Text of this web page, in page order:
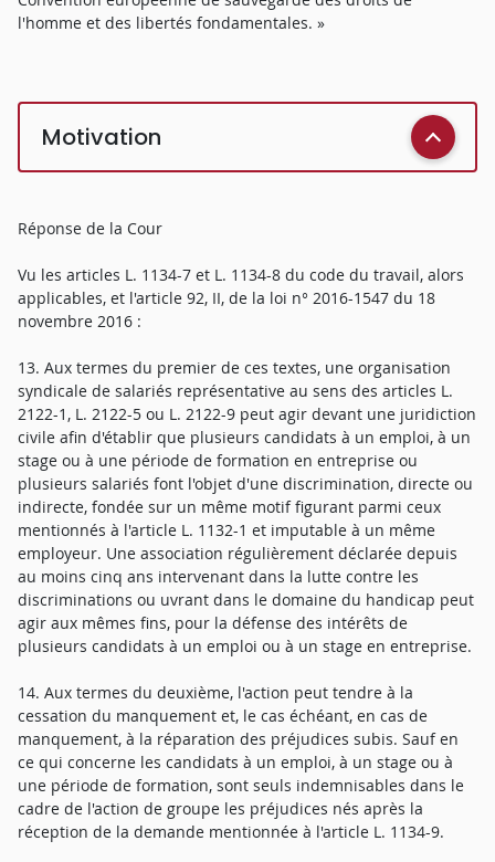
l'homme et des libertés fondamentales. »
Motivation
Réponse de la Cour
Vu les articles L. 1134-7 et L. 1134-8 du code du travail, alors
applicables, et l'article 92, II, de la loi n° 2016-1547 du 18
novembre 2016 :
13. Aux termes du premier de ces textes, une organisation
syndicale de salariés représentative au sens des articles L.
2122-1, L. 2122-5 ou L. 2122-9 peut agir devant une juridiction
civile afin d'établir que plusieurs candidats à un emploi, à un
stage ou à une période de formation en entreprise ou
plusieurs salariés font l'objet d'une discrimination, directe ou
indirecte, fondée sur un même motif figurant parmi ceux
mentionnés à l'article L. 1132-1 et imputable à un même
employeur. Une association régulièrement déclarée depuis
au moins cinq ans intervenant dans la lutte contre les
discriminations ou uvrant dans le domaine du handicap peut
agir aux mêmes fins, pour la défense des intérêts de
plusieurs candidats à un emploi ou à un stage en entreprise.
14. Aux termes du deuxième, l'action peut tendre à la
cessation du manquement et, le cas échéant, en cas de
manquement, à la réparation des préjudices subis. Sauf en
ce qui concerne les candidats à un emploi, à un stage ou à
une période de formation, sont seuls indemnisables dans le
cadre de l'action de groupe les préjudices nés après la
réception de la demande mentionnée à l'article L. 1134-9.